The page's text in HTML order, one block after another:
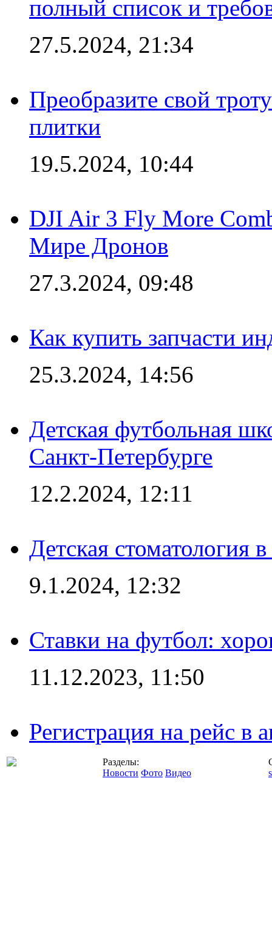
полный список и
27.5.2024, 21:34
Преобразите свой
плитки
19.5.2024, 10:44
DJI Air 3 Fly More
Мире Дронов
27.3.2024, 09:48
Как купить запчасти
25.3.2024, 14:56
Детская футбольная
Санкт-Петербурге
12.2.2024, 12:11
Детская стоматология
9.1.2024, 12:32
Ставки на футбол:
11.12.2023, 11:50
Регистрация на рейс в
Разделы:
Новости Фото Видео